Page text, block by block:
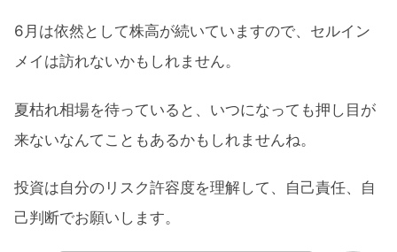
6月は依然として株高が続いていますので、セルイン
メイは訪れないかもしれません。
夏枯れ相場を待っていると、いつになっても押し目が
来ないなんてこともあるかもしれませんね。
投資は自分のリスク許容度を理解して、自己責任、自
己判断でお願いします。